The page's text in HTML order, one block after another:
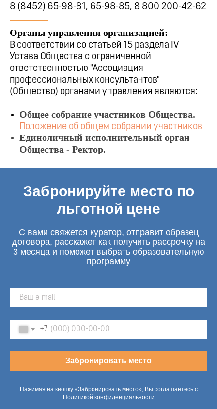
8 (8452) 65-98-81, 65-98-85, 8 800 200-42-62
Органы управления организацией:
В соответствии со статьей 15 раздела IV
Устава Общества с ограниченной
ответственностью "Ассоциация
профессиональных консультантов"
(Общество) органами управления являются:
Общее собрание участников Общества.
Положение об общем собрании участников
Единоличный исполнительный орган
Общества - Ректор.
Забронируйте место по
льготной цене
С вами свяжется куратор, отправит образец
договора, расскажет как получить рассрочку на
3 месяца и поможет выбрать образовательную
программу
+7
Забронировать место
Нажимая на кнопку «Забронировать место», Вы соглашаетесь с
Политикой конфиденциальности